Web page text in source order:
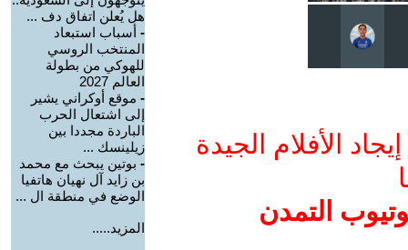
الأفلام الجيدة
التمدن
هل يُعلن اتفاق دف ...
- أسباب استبعاد
المنتخب الروسي
للهوكي من بطولة
العالم 2027
- موقع أوكراني يشير
إلى اشتعال الحرب
الباردة مجددا بين
زيلينسك ...
- بوتين يبحث مع محمد
بن زايد آل نهيان هاتفيا
الوضع في منطقة ال ...
المزيد.....